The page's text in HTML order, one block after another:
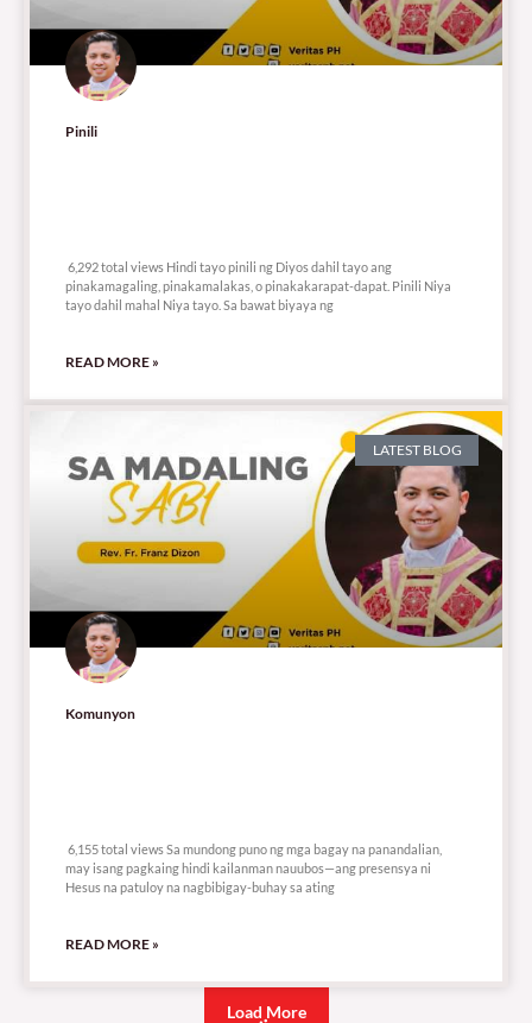
Pinili
6,292 total views Hindi tayo pinili ng Diyos dahil tayo ang
pinakamagaling, pinakamalakas, o pinakakarapat-dapat. Pinili Niya
tayo dahil mahal Niya tayo. Sa bawat biyaya ng
READ MORE »
LATEST BLOG
Komunyon
6,155 total views Sa mundong puno ng mga bagay na panandalian,
may isang pagkaing hindi kailanman nauubos—ang presensya ni
Hesus na patuloy na nagbibigay-buhay sa ating
READ MORE »
Load More